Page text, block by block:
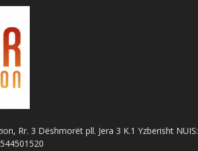
Rr. 3 Dëshmorët pll. Jera 3 K.1 Yzberisht NUIS: